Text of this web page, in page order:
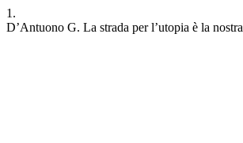
1.
D’Antuono G. La strada per l’utopia è la